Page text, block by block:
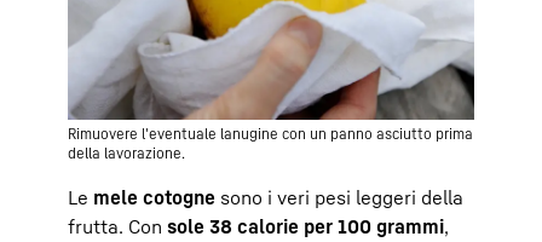
Rimuovere l'eventuale lanugine con un panno asciutto prima
della lavorazione.
Le mele cotogne sono i veri pesi leggeri della
frutta. Con sole 38 calorie per 100 grammi,